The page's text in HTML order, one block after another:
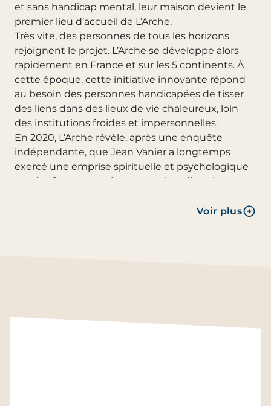
et sans handicap mental, leur maison devient le
premier lieu d’accueil de L’Arche.
Très vite, des personnes de tous les horizons
rejoignent le projet. L’Arche se développe alors
rapidement en France et sur les 5 continents. À
cette époque, cette initiative innovante répond
au besoin des personnes handicapées de tisser
des liens dans des lieux de vie chaleureux, loin
des institutions froides et impersonnelles.
En 2020, L’Arche révèle, après une enquête
indépendante, que Jean Vanier a longtemps
exercé une emprise spirituelle et psychologique
sur des femmes majeures non handicapées,
ayant conduit à des relations sexuelles initiées
par lui. Ce pan jusqu’alors méconnu de sa vie a
aussi un temps de maturité confirmant la solidité
Voir plus